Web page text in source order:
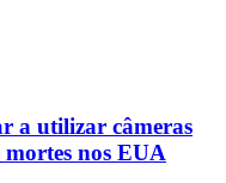
a utilizar câmeras
nos EUA